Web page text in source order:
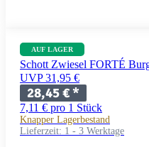
AUF LAGER
Schott Zwiesel FORTÉ
UVP 31,95 €
28,45 €*
7,11 € pro 1 Stück
Knapper Lagerbestand
Lieferzeit: 1 - 3 Werktage